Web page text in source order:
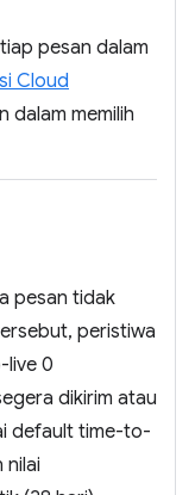
pesan dalam
Cloud
dalam memilih
pesan tidak
peristiwa
live 0
dikirim atau
default time-to-
nilai